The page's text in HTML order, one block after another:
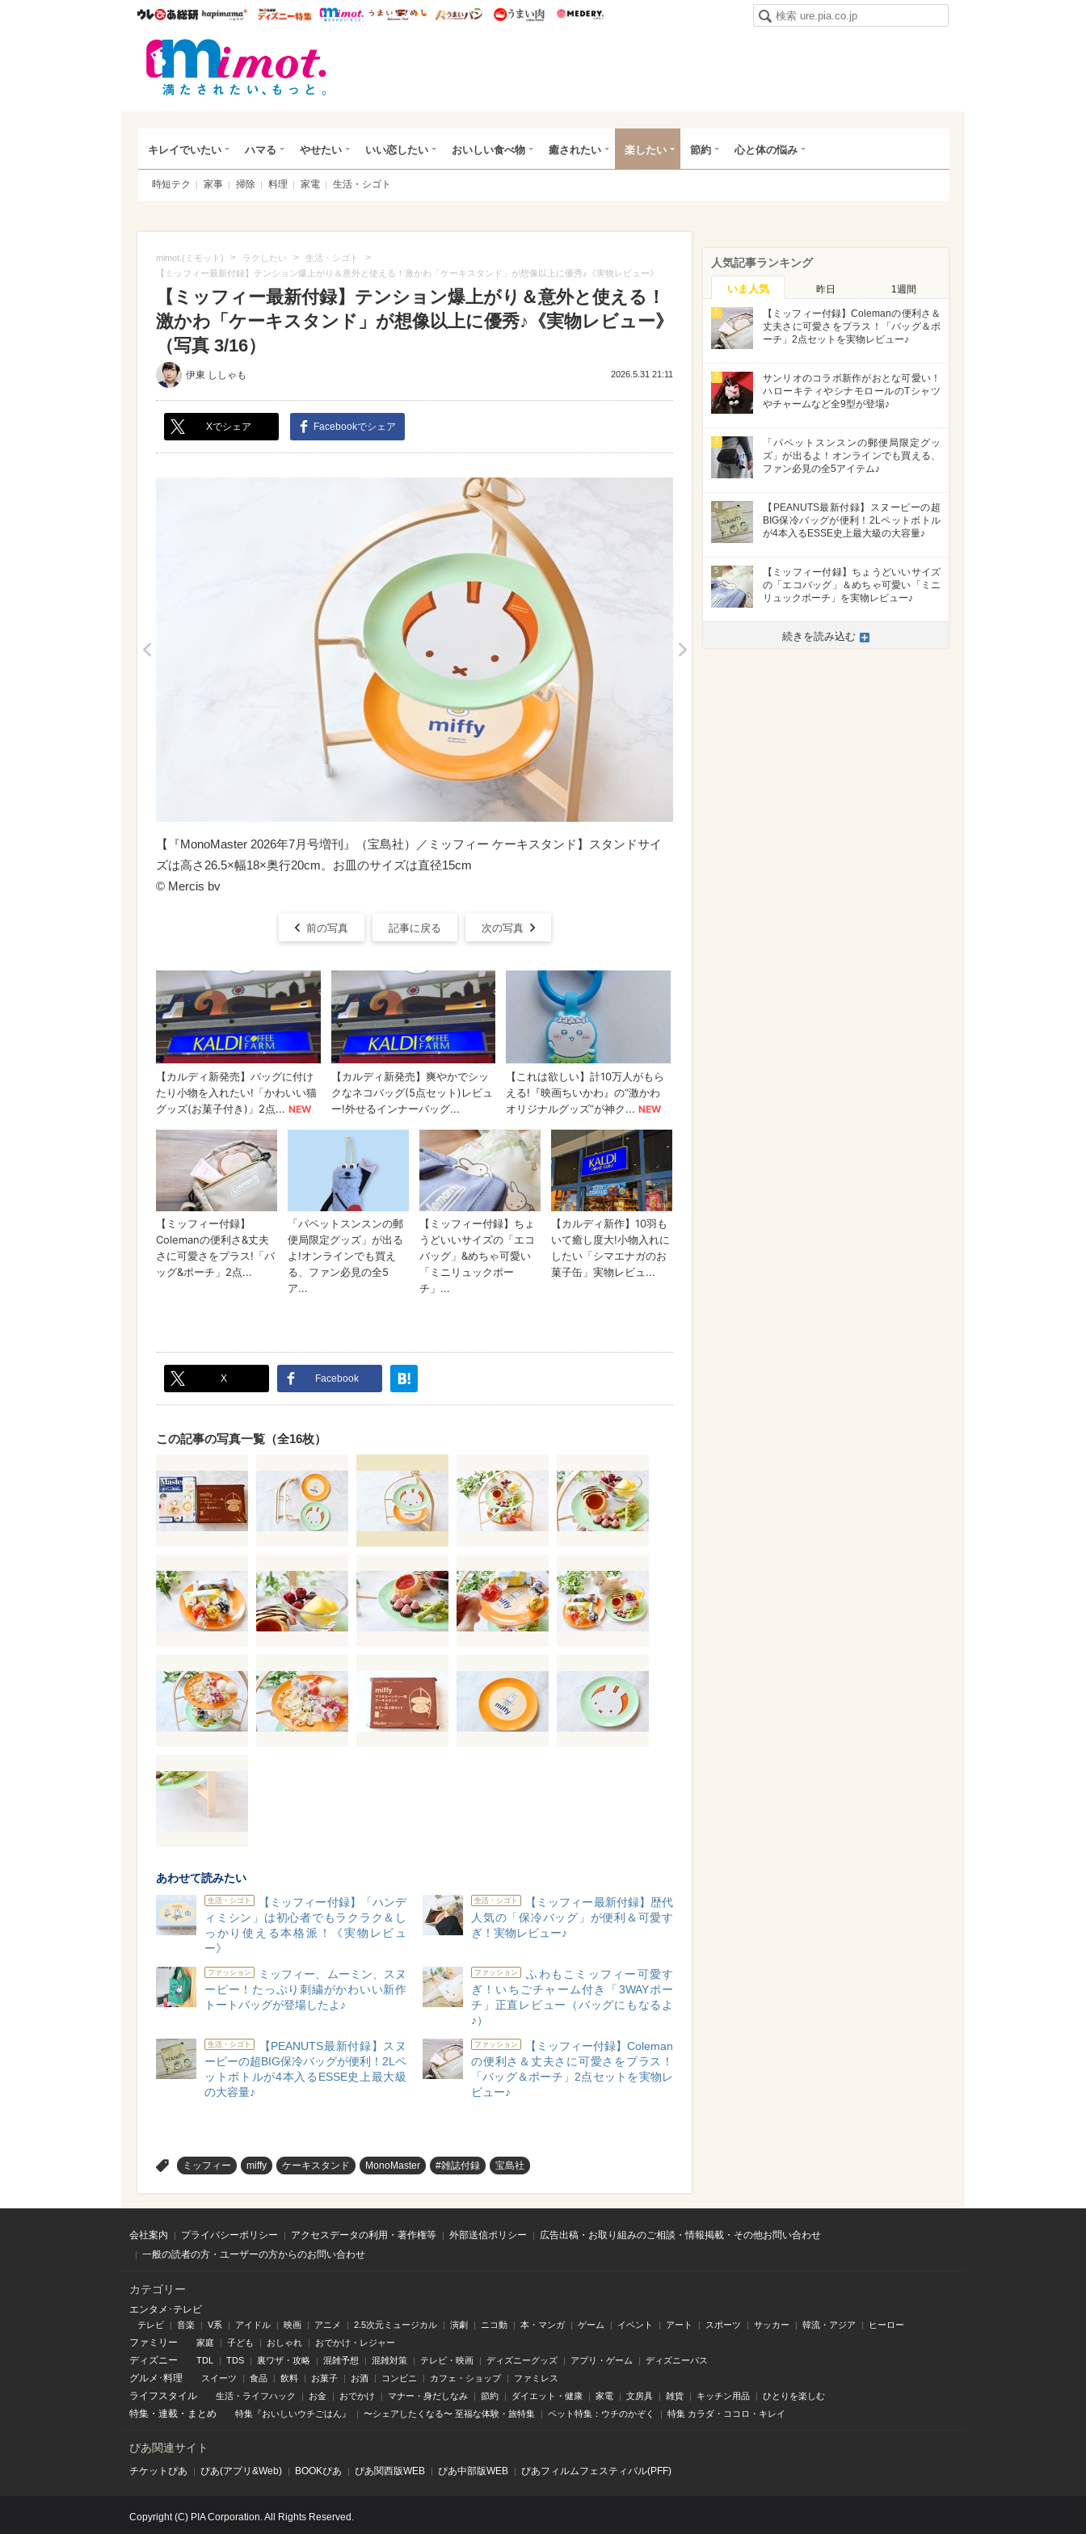
ウレぴあ総研ハピママ* ウレぴあ総研 ディズニー特集
mimot. うまいめし うまいパン うまい肉
キレイでいたい ハマる やせたい いい恋したい おいしい食べ物 癒されたい 楽したい 節約 心と体の悩み
時短テク 家事 掃除 料理 家電 生活・シゴト
mimot.(ミモット) > ラクしたい > 生活・シゴト >
【ミッフィー最新付録】テンション爆上がり＆意外と使える！激かわ「ケーキスタンド」が想像以上に優秀♪《実物レビュー》
【ミッフィー最新付録】テンション爆上がり＆意外と使える！
激かわ「ケーキスタンド」が想像以上に優秀♪《実物レビュー》
（写真 3/16）
伊東 ししゃも 2026.5.31 21:11
Xでシェア Facebookでシェア
【『MonoMaster 2026年7月号増刊』（宝島社）／ミッフィー ケーキスタンド】スタンドサイ
ズは高さ26.5×幅18×奥行20cm。お皿のサイズは直径15cm
© Mercis bv
前の写真 記事に戻る 次の写真
X Facebook
この記事の写真一覧（全16枚）
あわせて読みたい
生活・シゴト
【ミッフィー付録】「ハンデ
ィミシン」は初心者でもラクラク＆し
っかり使える本格派！《実物レビュ
ー》
生活・シゴト
【ミッフィー最新付録】歴代
人気の「保冷バッグ」が便利＆可愛す
ぎ！実物レビュー♪
ファッション
ミッフィー、ムーミン、スヌ
ーピー！たっぷり刺繍がかわいい新作
トートバッグが登場したよ♪
ファッション
ふわもこミッフィー可愛す
ぎ！いちごチャーム付き「3WAYポー
チ」正直レビュー（バッグにもなるよ
♪）
生活・シゴト
【PEANUTS最新付録】スヌ
ーピーの超BIG保冷バッグが便利！2Lペ
ットボトルが4本入るESSE史上最大級
の大容量♪
ファッション
【ミッフィー付録】Coleman
の便利さ＆丈夫さに可愛さをプラス！
「バッグ＆ポーチ」2点セットを実物レ
ビュー♪
ミッフィー miffy ケーキスタンド MonoMaster #雑誌付録 宝島社
人気記事ランキング
いま人気 昨日 1週間
1
【ミッフィー付録】Colemanの便利さ＆
丈夫さに可愛さをプラス！「バッグ＆ポ
ーチ」2点セットを実物レビュー♪
2
サンリオのコラボ新作がおとな可愛い！
ハローキティやシナモロールのTシャツ
やチャームなど全9型が登場♪
3
「パペットスンスンの郵便局限定グッ
ズ」が出るよ！オンラインでも買える、
ファン必見の全5アイテム♪
4
【PEANUTS最新付録】スヌーピーの超
BIG保冷バッグが便利！2Lペットボトル
が4本入るESSE史上最大級の大容量♪
5
【ミッフィー付録】ちょうどいいサイズ
の「エコバッグ」＆めちゃ可愛い「ミニ
リュックポーチ」を実物レビュー♪
続きを読み込む
会社案内 プライバシーポリシー アクセスデータの利用・著作権等 外部送信ポリシー
広告出稿・お取り組みのご相談・情報掲載・その他お問い合わせ
一般の読者の方・ユーザーの方からのお問い合わせ
カテゴリー
エンタメ･テレビ
テレビ 音楽 V系 アイドル 映画 アニメ 2.5次元ミュージカル 演劇 ニコ動 本・マンガ ゲーム イベント アート スポーツ サッカー 韓流・アジア ヒーロー
ファミリー 家庭 子ども おしゃれ おでかけ・レジャー
ディズニー TDL TDS 裏ワザ・攻略 混雑予想 混雑対策 テレビ・映画 ディズニーグッズ アプリ・ゲーム ディズニーパス
グルメ･料理 スイーツ 食品 飲料 お菓子 お酒 コンビニ カフェ・ショップ ファミレス
ライフスタイル 生活・ライフハック お金 おでかけ マナー・身だしなみ 節約 ダイエット・健康 家電 文房具 雑貨 キッチン用品 ひとりを楽しむ
特集 ・ 連載 ・ まとめ 特集『おいしいウチごはん』 〜シェアしたくなる〜 至福な体験・旅特集 ペット特集：ウチのかぞく 特集 カラダ・ココロ・キレイ
ぴあ関連サイト
チケットぴあ ぴあ(アプリ&Web) BOOKぴあ ぴあ関⻄版WEB ぴあ中部版WEB ぴあフィルムフェスティバル(PFF)
Copyright (C) PIA Corporation. All Rights Reserved.